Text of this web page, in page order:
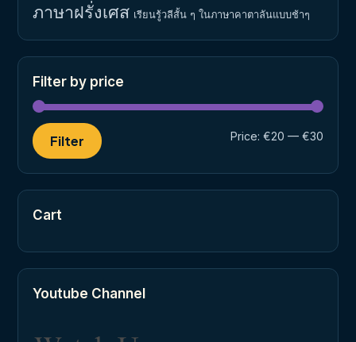
ภาษาฝรั่งเศส เรียนรู้วลีสั้น ๆ ในภาษาคาตาลันแบบช้าๆ
Filter by price
Filter Price: €20 — €30
Cart
Youtube Channel